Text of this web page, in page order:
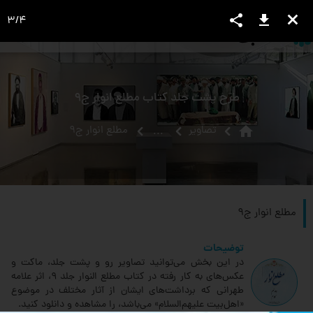
view_headline
طرح پشت جلد کتاب مطلع انوار ج9
home تصاویر ... مطلع انوار ج9
مطلع انوار ج9
توضیحات
در این بخش می‌توانید تصاویر رو و پشت جلد، ماکت و
عکس‌های به کار رفته در کتاب مطلع النوار جلد 9، اثر علامه
طهرانی که برداشت‌‌های ایشان از آثار مختلف در موضوع
«اهل‌بیت علیهم‌السلام» می‌باشد، را مشاهده و دانلود کنید.
close
download
share
3/4